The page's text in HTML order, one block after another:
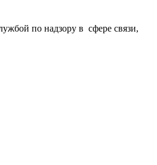
по надзору в сфере связи,